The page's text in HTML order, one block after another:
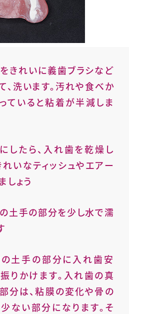
きれいに義歯ブラシなど
、洗います。汚れや食べか
ていると粘着が半減しま
したら、入れ歯を乾燥し
れいなティッシュやエアー
しょう
土手の部分を少し水で濡
土手の部分に入れ歯安
りかけます。入れ歯の真
分は、粘膜の変化や骨の
ない部分になります。そ